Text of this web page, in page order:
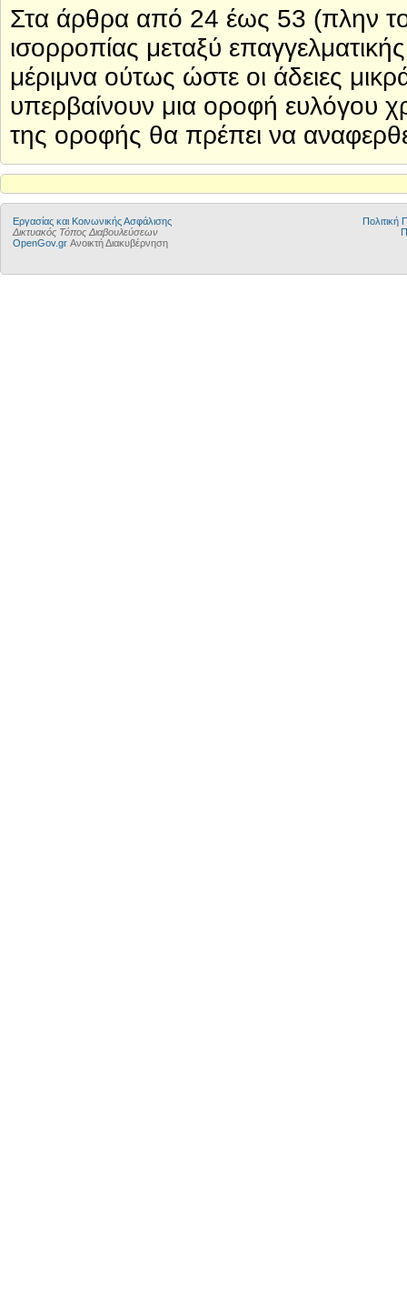
Στα άρθρα από 24 έως 53 (πλην
ισορροπίας μεταξύ
μέριμνα ούτως ώστε οι άδειες
υπερβαίνουν μια οροφή ευλόγου
της οροφής θα πρέπει να
Εργασίας και Κοινωνικής Ασφάλισης
Δικτυακός Τόπος Διαβουλεύσεων
OpenGov.gr Ανοικτή Διακυβέρνηση